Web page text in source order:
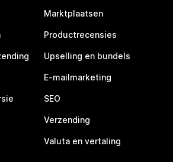
Marktplaatsen
Productrecensies
Upselling en bundels
E-mailmarketing
SEO
Verzending
Valuta en vertaling